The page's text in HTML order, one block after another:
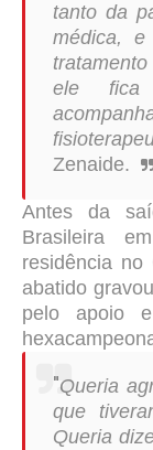
tanto da
médica,
ele
Zenaide.
Antes da
Brasileira
residência no
abatido
pelo apoio
"Queria
que
Queria